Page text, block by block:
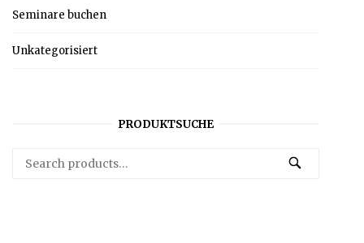
Seminare buchen
Unkategorisiert
PRODUKTSUCHE
Search
SEARCH